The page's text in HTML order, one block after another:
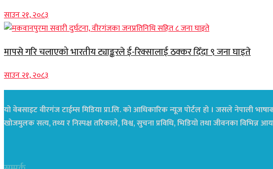
साउन २१, २०८३
मापसे गरि चलाएको भारतीय ट्याङ्करले ई-रिक्सालाई ठक्कर दिँदा ९ जना घाइते
साउन २१, २०८३
यो वेबसाइट वीरगंज टाईम्स मिडिया प्रा.लि. को आधिकारिक न्यूज पोर्टल हो । जसले नेपाली
खोजमुलक सत्य, तथ्य र निस्पक्ष तरिकाले, विश्व, सुचना प्रविधि, भिडियो तथा जीवनका विभिन्न